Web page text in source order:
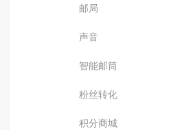
邮局
声音
智能邮筒
粉丝转化
积分商城